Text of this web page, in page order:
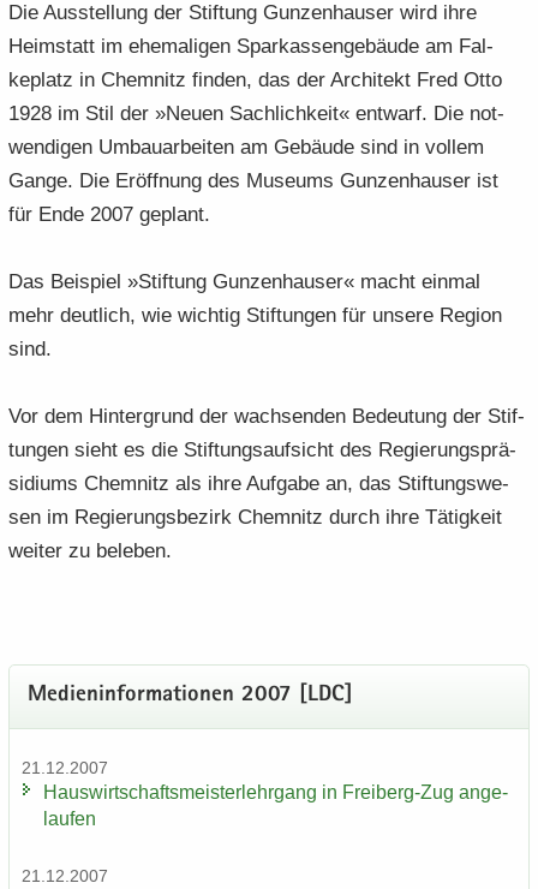
Die Aus­stel­lung der Stif­tung Gun­zen­hau­ser wird ihre
Heim­statt im ehe­ma­li­gen Spar­kas­sen­ge­bäu­de am Fal­
keplatz in Chem­nitz fin­den, das der Ar­chi­tekt Fred Otto
1928 im Stil der »Neuen Sach­lich­keit« ent­warf. Die not­
wen­di­gen Um­bau­ar­bei­ten am Ge­bäu­de sind in vol­lem
Gange. Die Er­öff­nung des Mu­se­ums Gun­zen­hau­ser ist
für Ende 2007 ge­plant.
Das Bei­spiel »Stif­tung Gun­zen­hau­ser« macht ein­mal
mehr deut­lich, wie wich­tig Stif­tun­gen für un­se­re Re­gi­on
sind.
Vor dem Hin­ter­grund der wach­sen­den Be­deu­tung der Stif­
tun­gen sieht es die Stif­tungs­auf­sicht des Re­gie­rungs­prä­
si­di­ums Chem­nitz als ihre Auf­ga­be an, das Stif­tungs­we­
sen im Re­gie­rungs­be­zirk Chem­nitz durch ihre Tä­tig­keit
wei­ter zu be­le­ben.
Me­di­en­in­for­ma­tio­nen 2007 [LDC]
21.12.2007
Haus­wirt­schafts­meis­ter­lehr­gang in Freiberg-​Zug an­ge­
lau­fen
21.12.2007